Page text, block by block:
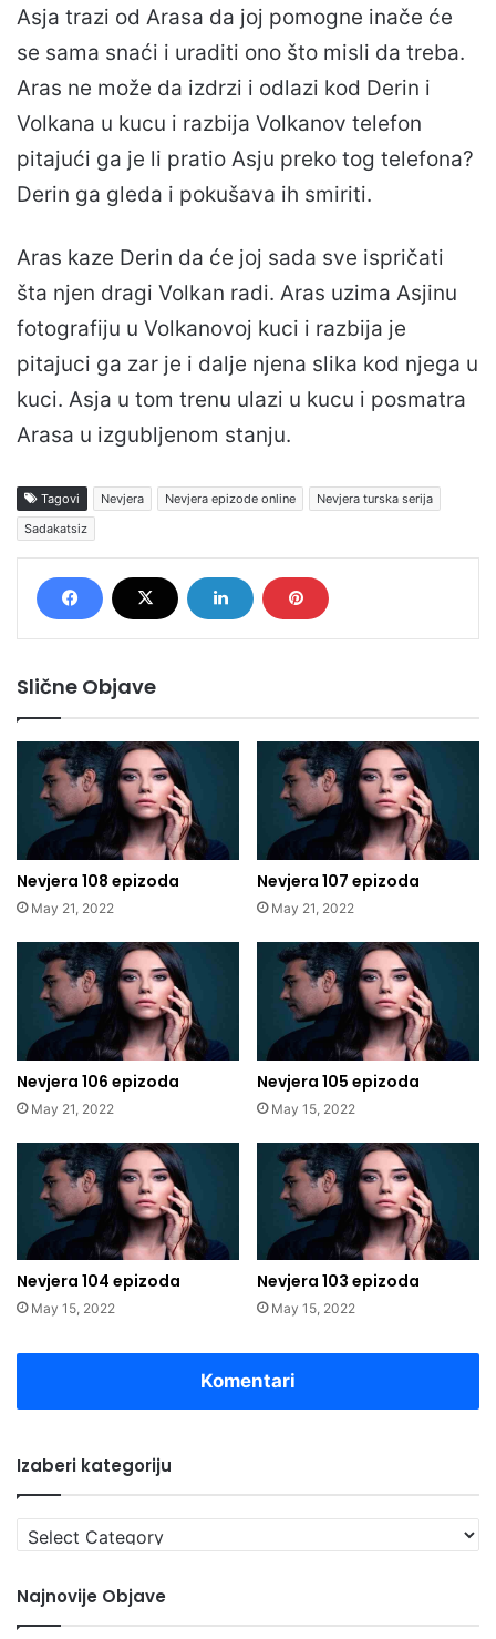
Asja trazi od Arasa da joj pomogne inače će
se sama snaći i uraditi ono što misli da treba.
Aras ne može da izdrzi i odlazi kod Derin i
Volkana u kucu i razbija Volkanov telefon
pitajući ga je li pratio Asju preko tog telefona?
Derin ga gleda i pokušava ih smiriti.
Aras kaze Derin da će joj sada sve ispričati
šta njen dragi Volkan radi. Aras uzima Asjinu
fotografiju u Volkanovoj kuci i razbija je
pitajuci ga zar je i dalje njena slika kod njega u
kuci. Asja u tom trenu ulazi u kucu i posmatra
Arasa u izgubljenom stanju.
Tagovi Nevjera Nevjera epizode online
Nevjera turska serija
Sadakatsiz
Slične Objave
Nevjera 108 epizoda
May 21, 2022
Nevjera 107 epizoda
May 21, 2022
Nevjera 106 epizoda
May 21, 2022
Nevjera 105 epizoda
May 15, 2022
Nevjera 104 epizoda
May 15, 2022
Nevjera 103 epizoda
May 15, 2022
Komentari
Izaberi kategoriju
Izaberi
kategoriju
Najnovije Objave